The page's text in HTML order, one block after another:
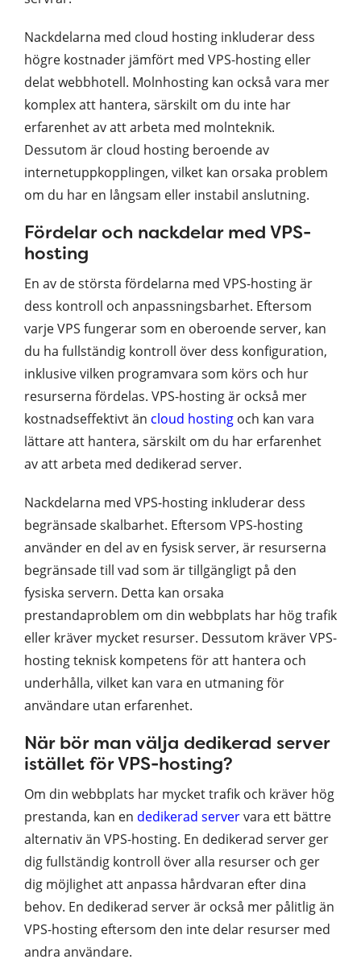
Nackdelarna med cloud hosting inkluderar dess
högre kostnader jämfört med VPS-hosting eller
delat webbhotell. Molnhosting kan också vara mer
komplex att hantera, särskilt om du inte har
erfarenhet av att arbeta med molnteknik.
Dessutom är cloud hosting beroende av
internetuppkopplingen, vilket kan orsaka problem
om du har en långsam eller instabil anslutning.
Fördelar och nackdelar med VPS-
hosting
En av de största fördelarna med VPS-hosting är
dess kontroll och anpassningsbarhet. Eftersom
varje VPS fungerar som en oberoende server, kan
du ha fullständig kontroll över dess konfiguration,
inklusive vilken programvara som körs och hur
resurserna fördelas. VPS-hosting är också mer
kostnadseffektivt än cloud hosting och kan vara
lättare att hantera, särskilt om du har erfarenhet
av att arbeta med dedikerad server.
Nackdelarna med VPS-hosting inkluderar dess
begränsade skalbarhet. Eftersom VPS-hosting
använder en del av en fysisk server, är resurserna
begränsade till vad som är tillgängligt på den
fysiska servern. Detta kan orsaka
prestandaproblem om din webbplats har hög trafik
eller kräver mycket resurser. Dessutom kräver VPS-
hosting teknisk kompetens för att hantera och
underhålla, vilket kan vara en utmaning för
användare utan erfarenhet.
När bör man välja dedikerad server
istället för VPS-hosting?
Om din webbplats har mycket trafik och kräver hög
prestanda, kan en dedikerad servervara ett bättre
alternativ än VPS-hosting. En dedikerad server ger
dig fullständig kontroll över alla resurser och ger
dig möjlighet att anpassa hårdvaran efter dina
behov. En dedikerad server är också mer pålitlig än
VPS-hosting eftersom den inte delar resurser med
andra användare.